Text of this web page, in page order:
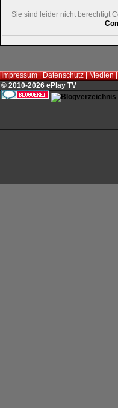
Sie sind leider nicht berechtigt
Impressum|Datenschutz|Medien
© 2010-2026 ePlay TV